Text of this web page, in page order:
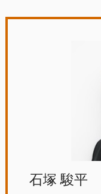
石塚 駿平